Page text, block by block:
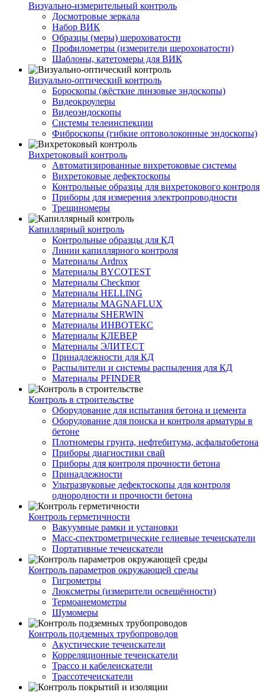
Визуально-измерительный контроль
Досмотровые зеркала
Набор ВИК
Образцы (меры) шероховатости
Профилометры (измерители шероховатости)
Шаблоны, катетомеры для ВИК
Визуально-оптический контроль
Бороскопы (жёсткие линзовые эндоскопы)
Видеокроулеры
Видеоэндоскопы
Системы телеинспекции
Фиброскопы (гибкие оптоволоконные эндоскопы)
Вихретоковый контроль
Автоматизированные вихретоковые системы
Вихретоковые дефектоскопы
Контрольные образцы для вихретокового контроля
Приборы для измерения электропроводности
Трещиномеры
Капиллярный контроль
Контрольные образцы для КД
Линии капиллярного контроля
Материалы Ardrox
Материалы BYCOTEST
Материалы Checkmor
Материалы HELLING
Материалы MAGNAFLUX
Материалы SHERWIN
Материалы ИНВОТЕКС
Материалы КЛЕВЕР
Материалы ЭЛИТЕСТ
Принадлежности для КД
Распылители и системы распыления для КД
Материалы PFINDER
Контроль в строительстве
Оборудование для испытания бетона и цемента
Оборудование для поиска и контроля арматуры в
бетоне
Плотномеры грунта, нефтебитума, асфальтобетона
Приборы диагностики свай
Приборы для контроля прочности бетона
Принадлежности
Ультразвуковые дефектоскопы для контроля
однородности и прочности бетона
Контроль герметичности
Вакуумные рамки и установки
Масс-спектрометрические гелиевые течеискатели
Портативные течеискатели
Контроль параметров окружающей среды
Гигрометры
Люксметры (измерители освещённости)
Термоанемометры
Шумомеры
Контроль подземных трубопроводов
Акустические течеискатели
Корреляционные течеискатели
Трассо и кабелеискатели
Трассотечеискатели